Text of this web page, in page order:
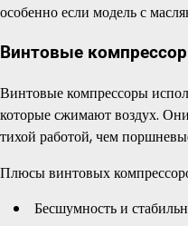
особенно если модель с
Винтовые
Винтовые компрессоры
которые сжимают воздух.
тихой работой, чем
Плюсы винтовых
Бесшумность и